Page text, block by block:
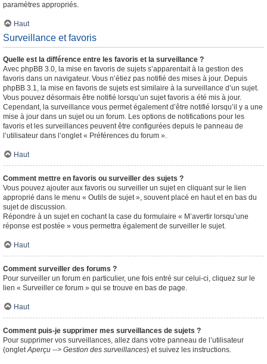
paramètres appropriés.
Haut
Surveillance et favoris
Quelle est la différence entre les favoris et la surveillance ?
Avec phpBB 3.0, la mise en favoris de sujets s’apparentait à la gestion des
favoris dans un navigateur. Vous n’étiez pas notifié des mises à jour. Depuis
phpBB 3.1, la mise en favoris de sujets est similaire à la surveillance d’un sujet.
Vous pouvez désormais être notifié lorsqu’un sujet favoris a été mis à jour.
Cependant, la surveillance vous permet également d’être notifié lorsqu’il y a une
mise à jour dans un sujet ou un forum. Les options de notifications pour les
favoris et les surveillances peuvent être configurées depuis le panneau de
l’utilisateur dans l’onglet « Préférences du forum ».
Haut
Comment mettre en favoris ou surveiller des sujets ?
Vous pouvez ajouter aux favoris ou surveiller un sujet en cliquant sur le lien
approprié dans le menu « Outils de sujet », souvent placé en haut et en bas du
sujet de discussion.
Répondre à un sujet en cochant la case du formulaire « M’avertir lorsqu’une
réponse est postée » vous permettra également de surveiller le sujet.
Haut
Comment surveiller des forums ?
Pour surveiller un forum en particulier, une fois entré sur celui-ci, cliquez sur le
lien « Surveiller ce forum » qui se trouve en bas de page.
Haut
Comment puis-je supprimer mes surveillances de sujets ?
Pour supprimer vos surveillances, allez dans votre panneau de l’utilisateur
(ongletAperçu --> Gestion des surveillances) et suivez les instructions.